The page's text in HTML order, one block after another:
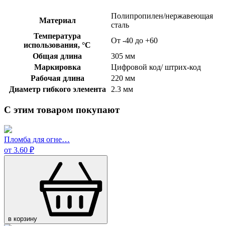
Материал
Полипропилен/нержавеющая
сталь
Температура
использования, °C
От -40 до +60
Общая длина
305 мм
Маркировка
Цифровой код/ штрих-код
Рабочая длина
220 мм
Диаметр гибкого элемента
2.3 мм
С этим товаром покупают
Пломба для огне…
от 3.60 ₽
в корзину